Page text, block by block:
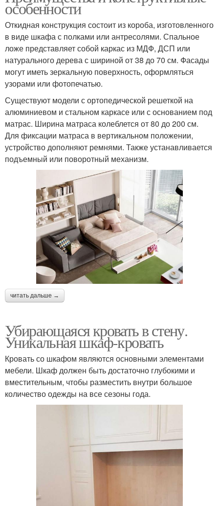
особенности
Откидная конструкция состоит из короба, изготовленного
в виде шкафа с полками или антресолями. Спальное
ложе представляет собой каркас из МДФ, ДСП или
натурального дерева с шириной от 38 до 70 см. Фасады
могут иметь зеркальную поверхность, оформляться
узорами или фотопечатью.
Существуют модели с ортопедической решеткой на
алюминиевом и стальном каркасе или с основанием под
матрас. Ширина матраса колеблется от 80 до 200 см.
Для фиксации матраса в вертикальном положении,
устройство дополняют ремнями. Также устанавливается
подъемный или поворотный механизм.
читать дальше →
Убирающаяся кровать в стену.
Уникальная шкаф-кровать
Кровать со шкафом являются основными элементами
мебели. Шкаф должен быть достаточно глубокими и
вместительным, чтобы разместить внутри большое
количество одежды на все сезоны года.